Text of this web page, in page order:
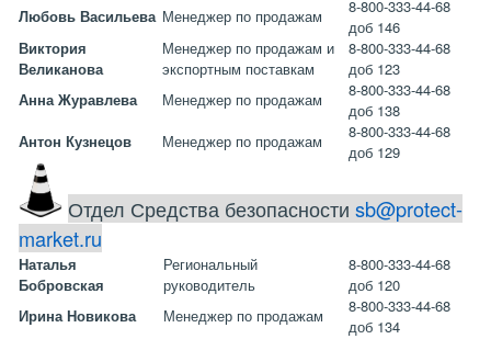
Любовь Васильева Менеджер по продажам
8-800-333-44-68
доб 146
Виктория
Великанова
Менеджер по продажам и
экспортным поставкам
8-800-333-44-68
доб 123
Анна Журавлева
Менеджер по продажам
8-800-333-44-68
доб 138
Антон Кузнецов
Менеджер по продажам
8-800-333-44-68
доб 129
Отдел Средства безопасностиsb@protect-
market.ru
Наталья
Бобровская
Региональный
руководитель
8-800-333-44-68
доб 120
Ирина Новикова
Менеджер по продажам
8-800-333-44-68
доб 134